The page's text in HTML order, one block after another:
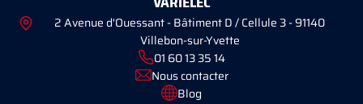
2 Avenue d'Ouessant - Bâtiment D / Cellule 3 - 91140
Villebon-sur-Yvette
01 60 13 35 14
Nous contacter
Blog